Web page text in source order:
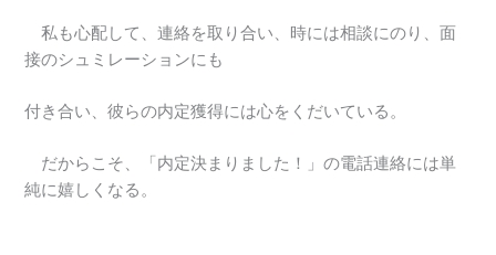
私も心配して、連絡を取り合い、時には相談にのり、面
接のシュミレーションにも
付き合い、彼らの内定獲得には心をくだいている。
だからこそ、「内定決まりました！」の電話連絡には単
純に嬉しくなる。